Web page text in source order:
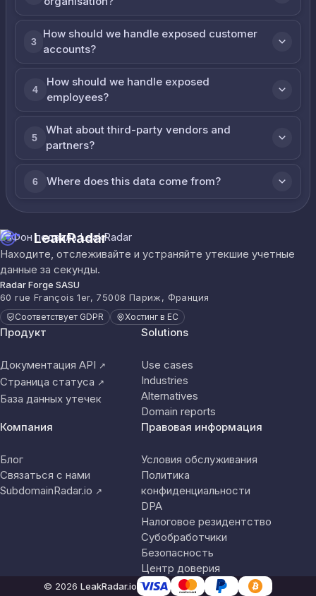
3
How should we handle exposed customer
accounts?
4
How should we handle exposed
employees?
5
What about third-party vendors and
partners?
6 Where does this data come from?
LeakRadar
Находите, отслеживайте и устраняйте утекшие учетные
данные за секунды.
Radar Forge SASU
60 rue François 1er, 75008 Париж, Франция
Соответствует GDPR Хостинг в ЕС
Продукт
Документация API ↗
Страница статуса ↗
База данных утечек
Solutions
Use cases
Industries
Alternatives
Domain reports
Компания
Блог
Связаться с нами
SubdomainRadar.io ↗
Правовая информация
Условия обслуживания
Политика
конфиденциальности
DPA
Налоговое резидентство
Субобработчики
Безопасность
Центр доверия
© 2026 LeakRadar.io